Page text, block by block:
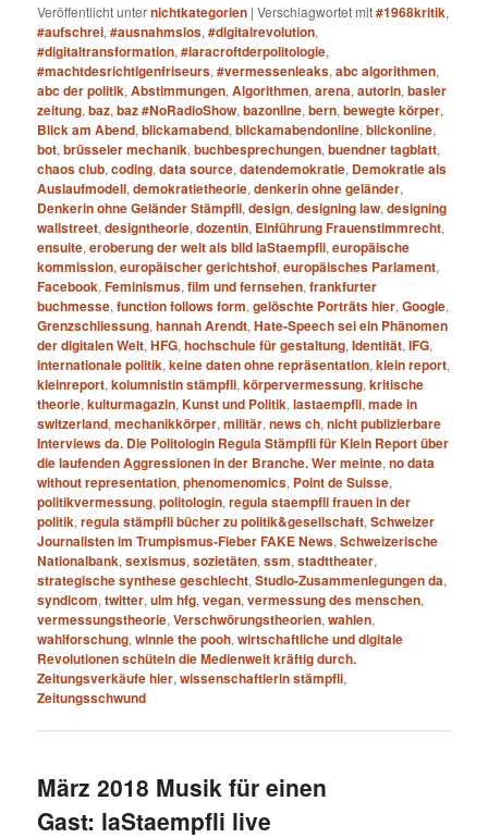
Veröffentlicht unternichtkategorien |Verschlagwortet mit#1968kritik,
#aufschrei,#ausnahmslos,#digitalrevolution,
#digitaltransformation,#laracroftderpolitologie,
#machtdesrichtigenfriseurs,#vermessenleaks,abc algorithmen,
abc der politik,Abstimmungen,Algorithmen,arena,autorin,basler
zeitung,baz,baz #NoRadioShow,bazonline,bern,bewegte körper,
Blick am Abend,blickamabend,blickamabendonline,blickonline,
bot,brüsseler mechanik,buchbesprechungen,buendner tagblatt,
chaos club,coding,data source,datendemokratie, Demokratie als
Auslaufmodell,demokratietheorie,denkerin ohne geländer,
Denkerin ohne Geländer Stämpfli,design,designing law,designing
wallstreet,designtheorie,dozentin, Einführung Frauenstimmrecht,
ensuite,eroberung der welt als bild laStaempfli,europäische
kommission,europäischer gerichtshof,europäisches Parlament,
Facebook,Feminismus,film und fernsehen,frankfurter
buchmesse,function follows form,gelöschte Porträts hier,Google,
Grenzschliessung,hannah Arendt,Hate-Speech sei ein Phänomen
der digitalen Welt,HFG,hochschule für gestaltung,Identität,IFG,
internationale politik,keine daten ohne repräsentation,klein report,
kleinreport,kolumnistin stämpfli,körpervermessung,kritische
theorie,kulturmagazin,Kunst und Politik,lastaempfli,made in
switzerland,mechanikkörper,militär,news ch,nicht publizierbare
Interviews da. Die Politologin Regula Stämpfli für Klein Report über
die laufenden Aggressionen in der Branche. Wer meinte,no data
without representation,phenomenomics, Point de Suisse,
politikvermessung,politologin,regula staempfli frauen in der
politik,regula stämpfli bücher zu politik&gesellschaft,Schweizer
Journalisten im Trumpismus-Fieber FAKE News,Schweizerische
Nationalbank,sexismus,sozietäten,ssm,stadttheater,
strategische synthese geschlecht,Studio-Zusammenlegungen da,
syndicom,twitter,ulm hfg,vegan,vermessung des menschen,
vermessungstheorie,Verschwörungstheorien,wahlen,
wahlforschung,winnie the pooh,wirtschaftliche und digitale
Revolutionen schüteln die Medienwelt kräftig durch.
Zeitungsverkäufe hier,wissenschaftlerin stämpfli,
Zeitungsschwund
März 2018 Musik für einen
Gast: laStaempfli live